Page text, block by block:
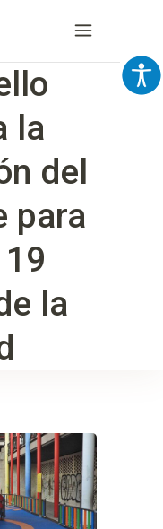
la
del
para
la